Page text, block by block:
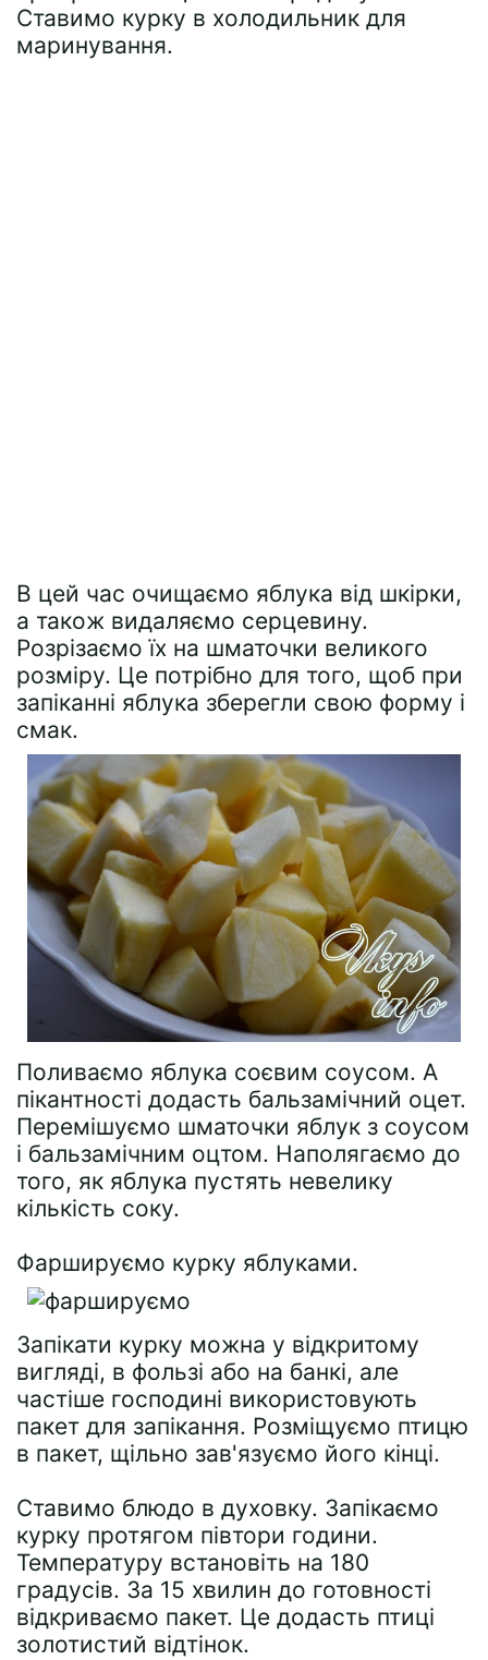
Ставимо курку в холодильник для
маринування.
В цей час очищаємо яблука від шкірки,
а також видаляємо серцевину.
Розрізаємо їх на шматочки великого
розміру. Це потрібно для того, щоб при
запіканні яблука зберегли свою форму і
смак.
Поливаємо яблука соєвим соусом. А
пікантності додасть бальзамічний оцет.
Перемішуємо шматочки яблук з соусом
і бальзамічним оцтом. Наполягаємо до
того, як яблука пустять невелику
кількість соку.
Фаршируємо курку яблуками.
Запікати курку можна у відкритому
вигляді, в фользі або на банкі, але
частіше господині використовують
пакет для запікання. Розміщуємо птицю
в пакет, щільно зав'язуємо його кінці.
Ставимо блюдо в духовку. Запікаємо
курку протягом півтори години.
Температуру встановіть на 180
градусів. За 15 хвилин до готовності
відкриваємо пакет. Це додасть птиці
золотистий відтінок.